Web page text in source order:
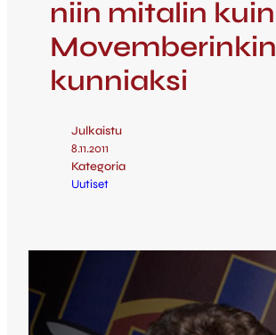
niin mitalin kuin
Movemberinkin
kunniaksi
Julkaistu
8.11.2011
Kategoria
Uutiset